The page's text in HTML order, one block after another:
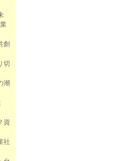
創
切
潮
資
社